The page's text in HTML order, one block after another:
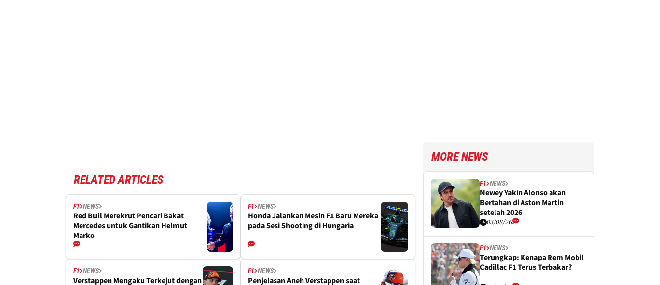
RELATED ARTICLES
F1 NEWS
Red Bull Merekrut Pencari Bakat
Mercedes untuk Gantikan Helmut
Marko
F1 NEWS
Honda Jalankan Mesin F1 Baru Mereka
pada Sesi Shooting di Hungaria
F1 NEWS
Verstappen Mengaku Terkejut dengan
F1 NEWS
Penjelasan Aneh Verstappen saat
MORE NEWS
F1 NEWS
Newey Yakin Alonso akan
Bertahan di Aston Martin
setelah 2026
03/08/26
F1 NEWS
Terungkap: Kenapa Rem Mobil
Cadillac F1 Terus Terbakar?